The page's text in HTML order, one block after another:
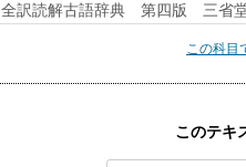
全訳読解古語辞典 第四版 三省
この科目
このテキ